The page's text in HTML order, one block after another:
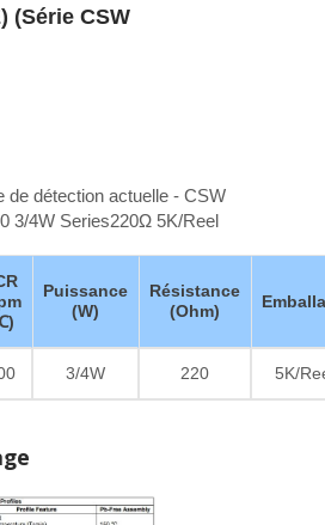
(Série CSW
de détection actuelle - CSW
3/4W Series220Ω 5K/Reel
Puissance
(W)
Résistance
(Ohm)
3/4W 220 5K/